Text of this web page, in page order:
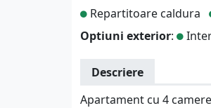
Repartitoare caldura
Optiuni exterior:
Descriere
Apartament cu 4